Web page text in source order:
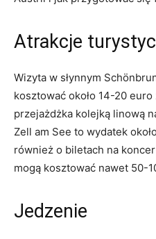
Atrakcje
Wizyta w słynnym
kosztować około 14-20
przejażdżka kolejką linową
Zell ‌am See to wydatek​
również o biletach na
mogą kosztować nawet⁢ 50-
Jedzenie